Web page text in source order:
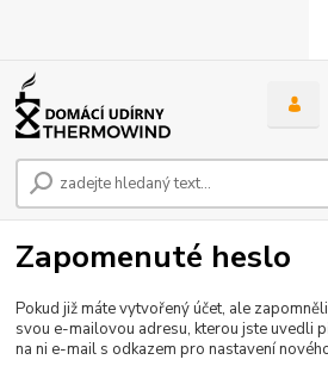
Zapomenuté heslo
Pokud již máte vytvořený účet, ale
svou e-mailovou adresu, kterou jste uvedli
na ni e-mail s odkazem pro nastavení